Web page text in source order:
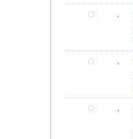
,
,
,